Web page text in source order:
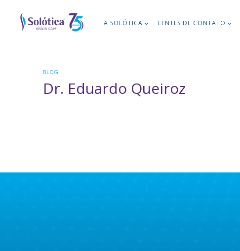
A SOLÓTICA LENTES DE CONTATO
BLOG
Dr. Eduardo Queiroz